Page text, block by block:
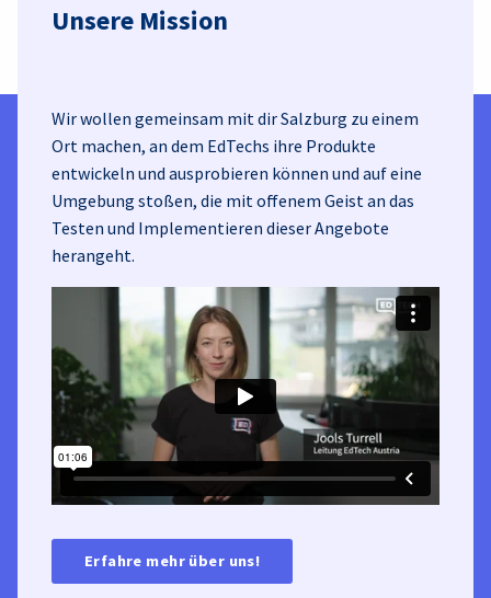
Unsere Mission
Wir wollen gemeinsam mit dir Salzburg zu einem
Ort machen, an dem EdTechs ihre Produkte
entwickeln und ausprobieren können und auf eine
Umgebung stoßen, die mit offenem Geist an das
Testen und Implementieren dieser Angebote
herangeht.
Erfahre mehr über uns!